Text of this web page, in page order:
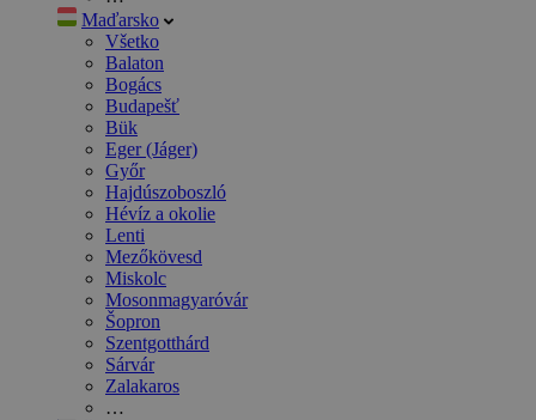
Maďarsko
Všetko
Balaton
Bogács
Budapešť
Bük
Eger (Jáger)
Győr
Hajdúszoboszló
Hévíz a okolie
Lenti
Mezőkövesd
Miskolc
Mosonmagyaróvár
Šopron
Szentgotthárd
Sárvár
Zalakaros
…